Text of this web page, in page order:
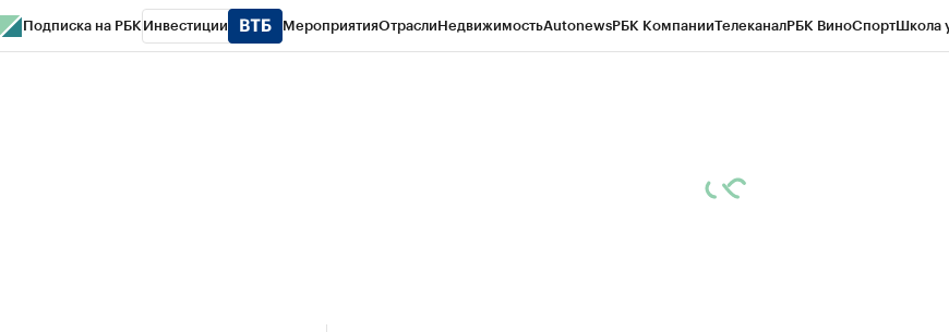
Подписка на РБК Инвестиции МероприятияОтраслиНедвижимостьAutonewsРБК КомпанииТелеканалРБК ВиноСпортШкола